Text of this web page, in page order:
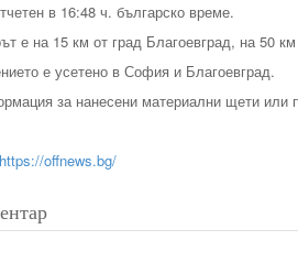
в 16:48 ч. българско време.
е на 15 км от град Благоевград, на 50
е усетено в София и Благоевград.
за нанесени материални щети или
https://offnews.bg/